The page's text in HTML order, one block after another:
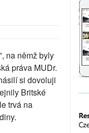
na němž byly
práva MUDr.
si dovoluji
Britské
trvá na